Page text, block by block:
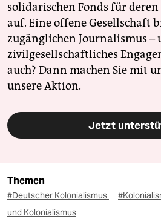
solidarischen Fonds für
auf. Eine offene Gesellschaft
zugänglichen Journalismus –
zivilgesellschaftliches
auch? Dann machen Sie mit
unsere Aktion.
Jetzt
Themen
#Deutscher Kolonialismus
und Kolonialismus